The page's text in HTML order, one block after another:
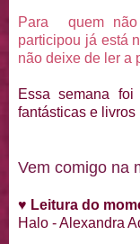
Para quem
participou já está
não deixe de ler a
Essa semana
fantásticas e livros
Vem comigo na
♥ Leitura do
Halo - Alexandra